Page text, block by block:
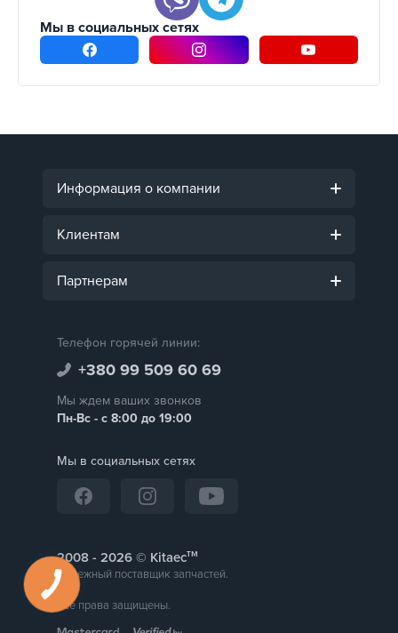
Мы в социальных сетях
Информация о компании
Клиентам
Партнерам
Телефон горячей линии:
+380 99 509 60 69
Мы ждем ваших звонков
Пн-Вс - с 8:00 до 19:00
Мы в социальных сетях
2008 - © Kitaecтм
Надежный поставщик запчастей.
Все права защищены.